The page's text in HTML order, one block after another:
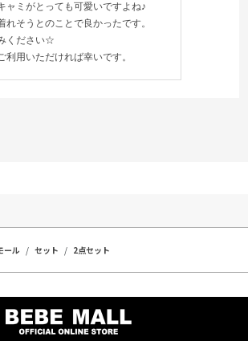
ャミがとっても可愛いですよね♪
れそうとのことで良かったです。
ください☆
利用いただければ幸いです。
ール セット 2点セット